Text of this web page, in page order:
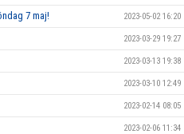
7 maj! 2023-05-02 16:20
2023-03-29 19:27
2023-03-13 19:38
2023-03-10 12:49
2023-02-14 08:05
2023-02-06 11:34